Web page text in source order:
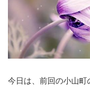
今日は、前回の小山町